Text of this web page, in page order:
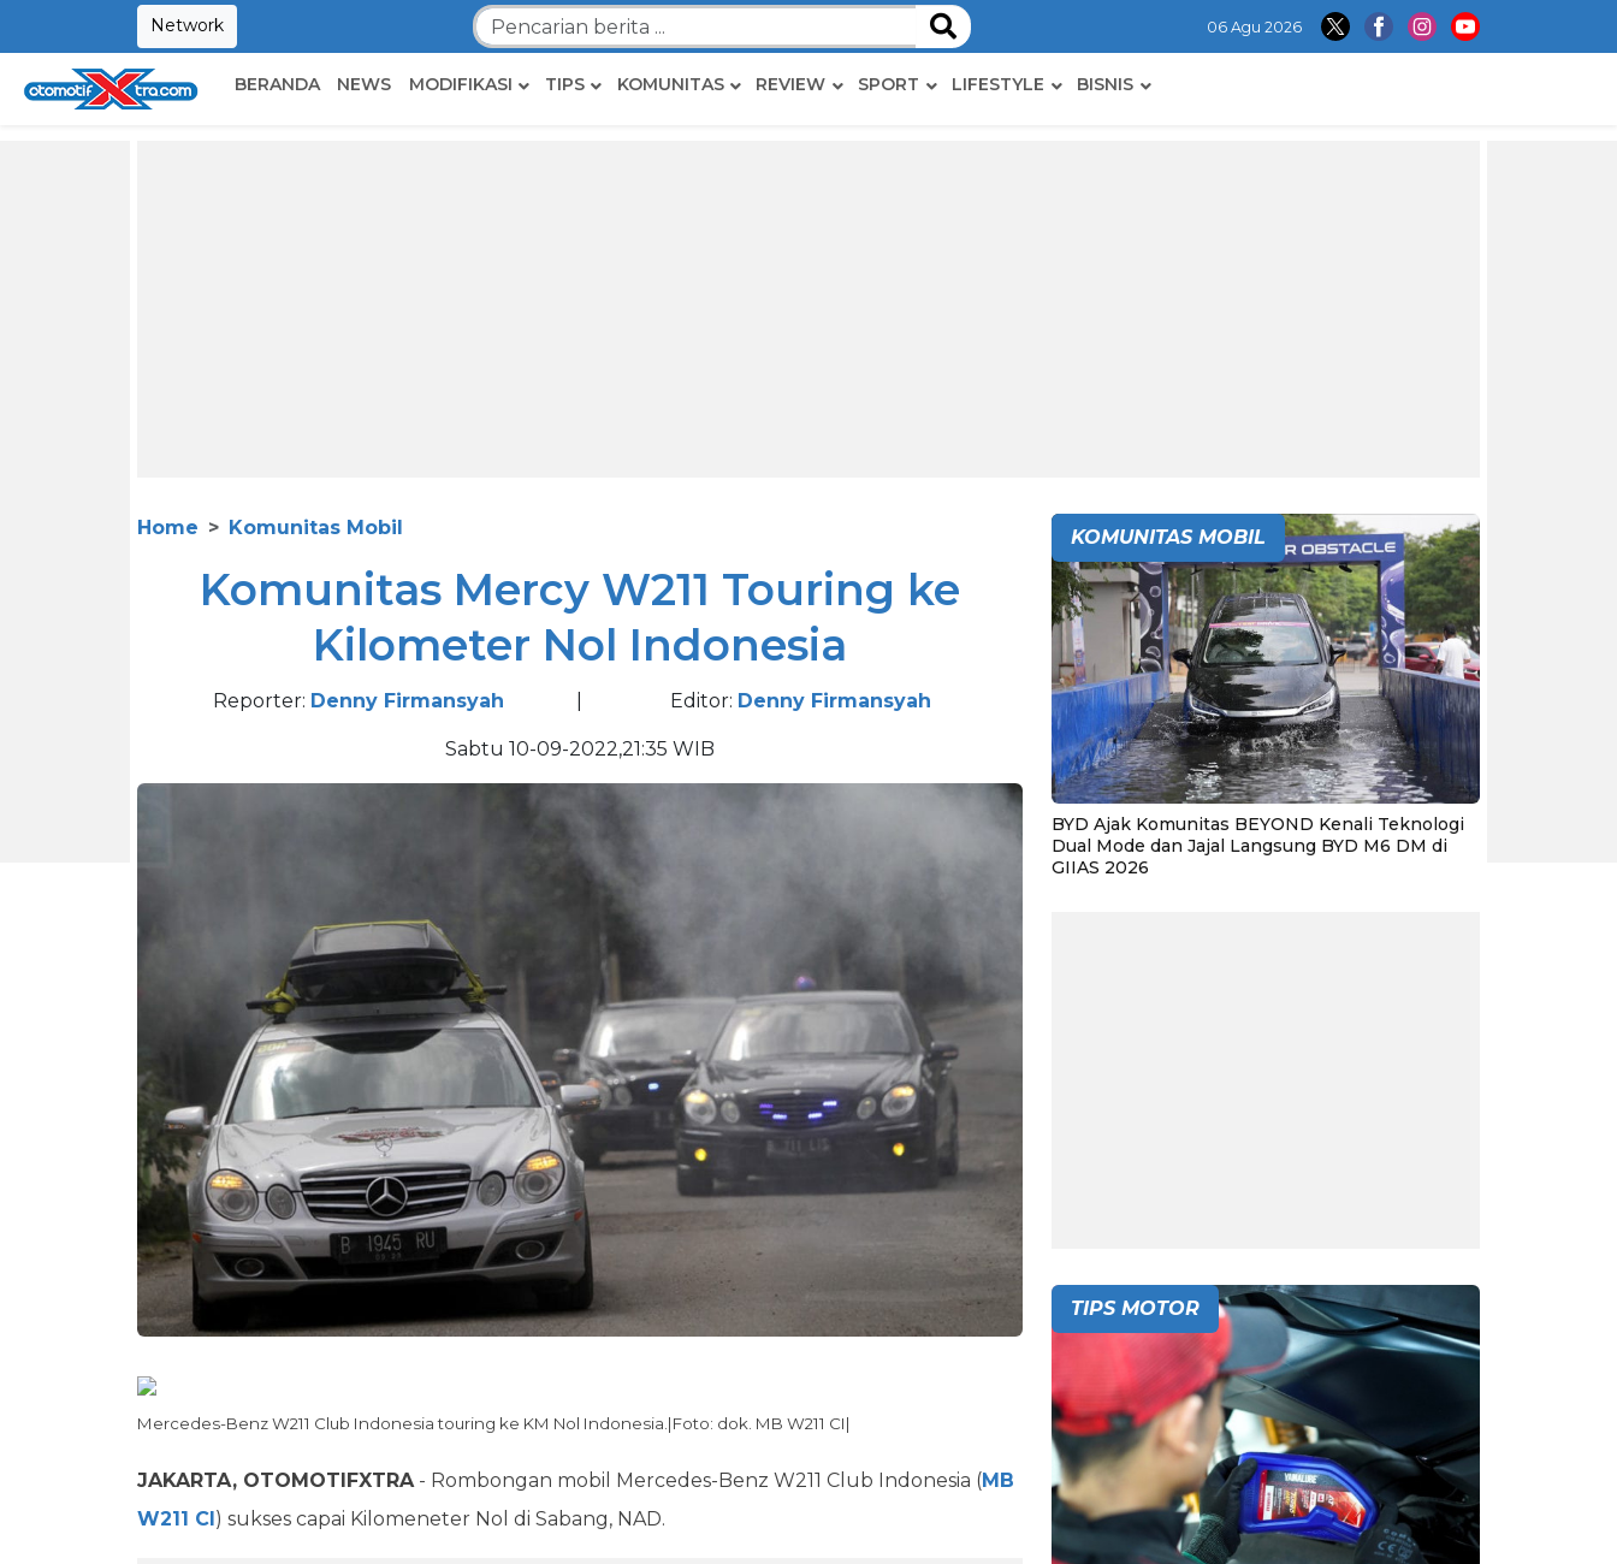
Network 06 Agu 2026
BERANDA NEWS MODIFIKASI TIPS KOMUNITAS REVIEW SPORT LIFESTYLE BISNIS
Home Komunitas Mobil
Komunitas Mercy W211 Touring ke
Kilometer Nol Indonesia
Reporter: Denny Firmansyah Editor: Denny Firmansyah
Sabtu 10-09-2022,21:35 WIB
Mercedes-Benz W211 Club Indonesia touring ke KM Nol Indonesia.|Foto: dok. MB W211 CI|
JAKARTA, OTOMOTIFXTRA- Rombongan mobil Mercedes-Benz W211 Club Indonesia (MB
W211 CI) sukses capai Kilomeneter Nol di Sabang, NAD.
KOMUNITAS MOBIL
BYD Ajak Komunitas BEYOND Kenali Teknologi
Dual Mode dan Jajal Langsung BYD M6 DM di
GIIAS 2026
TIPS MOTOR